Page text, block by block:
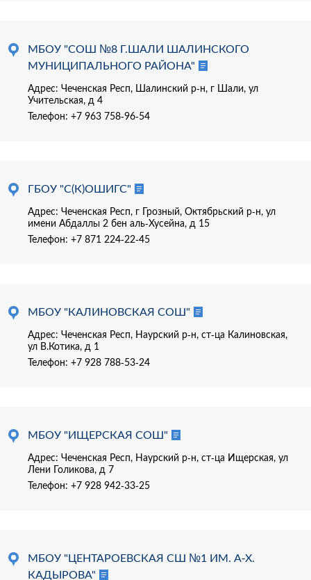
МБОУ "СОШ №8 Г.ШАЛИ ШАЛИНСКОГО
МУНИЦИПАЛЬНОГО РАЙОНА"
Адрес: Чеченская Респ, Шалинский р-н, г Шали, ул
Учительская, д 4
Телефон: +7 963 758-96-54
ГБОУ "С(К)ОШИГС"
Адрес: Чеченская Респ, г Грозный, Октябрьский р-н, ул
имени Абдаллы 2 бен аль-Хусейна, д 15
Телефон: +7 871 224-22-45
МБОУ "КАЛИНОВСКАЯ СОШ"
Адрес: Чеченская Респ, Наурский р-н, ст-ца Калиновская,
ул В.Котика, д 1
Телефон: +7 928 788-53-24
МБОУ "ИЩЕРСКАЯ СОШ"
Адрес: Чеченская Респ, Наурский р-н, ст-ца Ищерская, ул
Лени Голикова, д 7
Телефон: +7 928 942-33-25
МБОУ "ЦЕНТАРОЕВСКАЯ СШ №1 ИМ. А-Х.
КАДЫРОВА"